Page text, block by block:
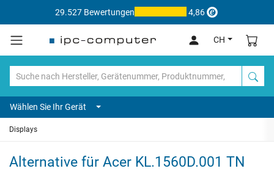
29.527 Bewertungen 4,86
CH
Wählen Sie Ihr Gerät
Displays
Alternative für Acer KL.1560D.001 TN